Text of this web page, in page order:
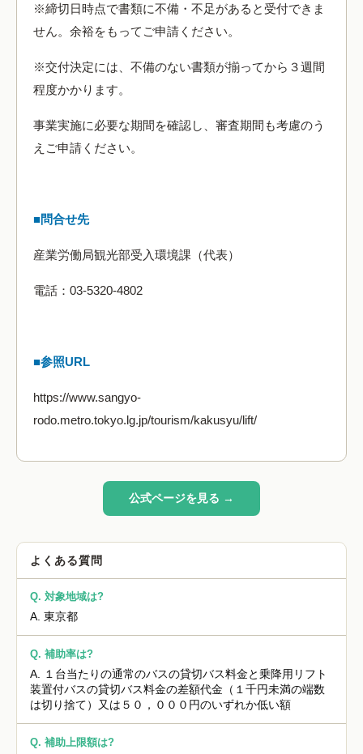
※締切日時点で書類に不備・不足があると受付できま
せん。余裕をもってご申請ください。
※交付決定には、不備のない書類が揃ってから３週間
程度かかります。
事業実施に必要な期間を確認し、審査期間も考慮のう
えご申請ください。
■問合せ先
産業労働局観光部受入環境課（代表）
電話：03-5320-4802
■参照URL
https://www.sangyo-
rodo.metro.tokyo.lg.jp/tourism/kakusyu/lift/
公式ページを見る →
よくある質問
Q. 対象地域は?
A. 東京都
Q. 補助率は?
A.
１台当たりの通常のバスの貸切バス料金と乗降用リフト
装置付バスの貸切バス料金の差額代金（１千円未満の端数
は切り捨て）又は５０，０００円のいずれか低い額
Q. 補助上限額は?